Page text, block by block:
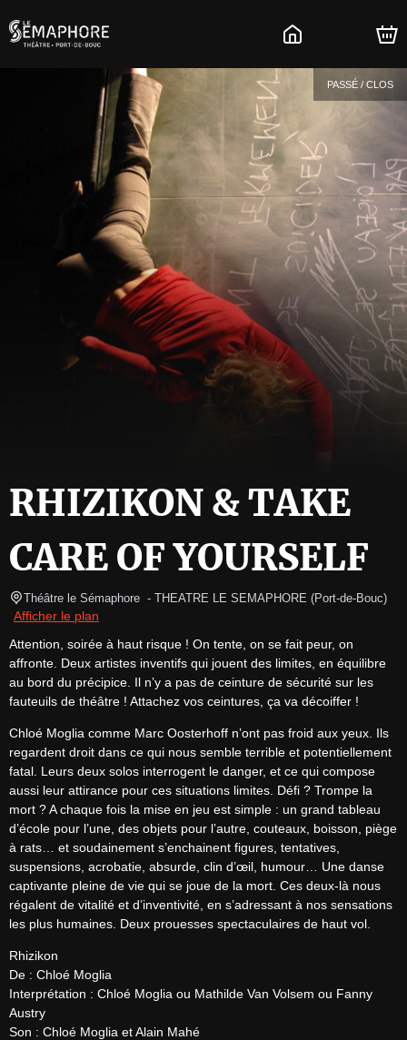
PASSÉ / CLOS
RHIZIKON & TAKE
CARE OF YOURSELF
Théâtre le Sémaphore - THEATRE LE SEMAPHORE (Port-de-Bouc)
Afficher le plan
Attention, soirée à haut risque ! On tente, on se fait peur, on
affronte. Deux artistes inventifs qui jouent des limites, en équilibre
au bord du précipice. Il n’y a pas de ceinture de sécurité sur les
fauteuils de théâtre ! Attachez vos ceintures, ça va décoiffer !
Chloé Moglia comme Marc Oosterhoff n’ont pas froid aux yeux. Ils
regardent droit dans ce qui nous semble terrible et potentiellement
fatal. Leurs deux solos interrogent le danger, et ce qui compose
aussi leur attirance pour ces situations limites. Défi ? Trompe la
mort ? A chaque fois la mise en jeu est simple : un grand tableau
d’école pour l’une, des objets pour l’autre, couteaux, boisson, piège
à rats… et soudainement s’enchainent figures, tentatives,
suspensions, acrobatie, absurde, clin d’œil, humour… Une danse
captivante pleine de vie qui se joue de la mort. Ces deux-là nous
régalent de vitalité et d’inventivité, en s’adressant à nos sensations
les plus humaines. Deux prouesses spectaculaires de haut vol.
Rhizikon
De : Chloé Moglia
Interprétation : Chloé Moglia ou Mathilde Van Volsem ou Fanny
Austry
Son : Chloé Moglia et Alain Mahé